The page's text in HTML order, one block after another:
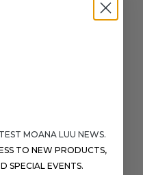
MOANA LUU NEWS.
TO NEW PRODUCTS,
SPECIAL EVENTS.